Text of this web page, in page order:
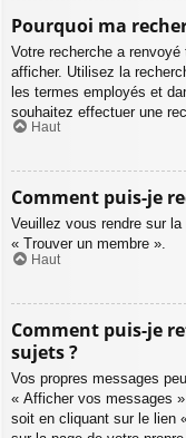
Pourquoi ma
Votre recherche a
afficher. Utilisez la
les termes employés et
souhaitez effectuer une
Haut
Comment puis-je
Veuillez vous rendre sur
« Trouver un membre ».
Haut
Comment puis-je
sujets ?
Vos propres messages
« Afficher vos messages »
soit en cliquant sur le lien